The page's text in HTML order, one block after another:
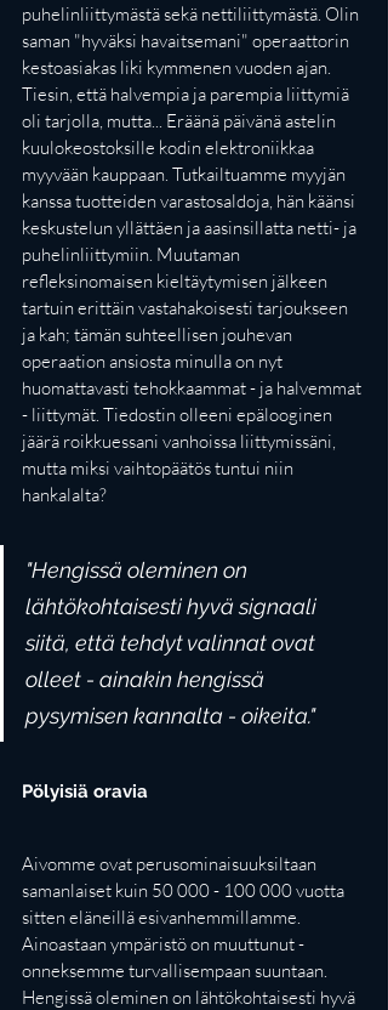
puhelinliittymästä sekä nettiliittymästä. Olin
saman "hyväksi havaitsemani" operaattorin
kestoasiakas liki kymmenen vuoden ajan.
Tiesin, että halvempia ja parempia liittymiä
oli tarjolla, mutta... Eräänä päivänä astelin
kuulokeostoksille kodin elektroniikkaa
myyvään kauppaan. Tutkailtuamme myyjän
kanssa tuotteiden varastosaldoja, hän käänsi
keskustelun yllättäen ja aasinsillatta netti- ja
puhelinliittymiin. Muutaman
refleksinomaisen kieltäytymisen jälkeen
tartuin erittäin vastahakoisesti tarjoukseen
ja kah; tämän suhteellisen jouhevan
operaation ansiosta minulla on nyt
huomattavasti tehokkaammat - ja halvemmat
- liittymät. Tiedostin olleeni epälooginen
jäärä roikkuessani vanhoissa liittymissäni,
mutta miksi vaihtopäätös tuntui niin
hankalalta?
"Hengissä oleminen on
lähtökohtaisesti hyvä signaali
siitä, että tehdyt valinnat ovat
olleet - ainakin hengissä
pysymisen kannalta - oikeita."
Pölyisiä oravia
Aivomme ovat perusominaisuuksiltaan
samanlaiset kuin 50 000 - 100 000 vuotta
sitten eläneillä esivanhemmillamme.
Ainoastaan ympäristö on muuttunut -
onneksemme turvallisempaan suuntaan.
Hengissä oleminen on lähtökohtaisesti hyvä